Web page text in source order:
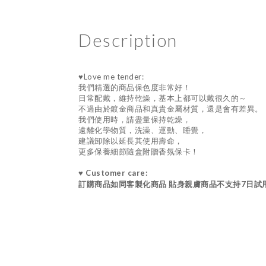
Description
♥Love me tender:
我們精選的商品保色度非常好！
日常配戴，維持乾燥，基本上都可以戴很久的～
不過由於鍍金商品和真貴金屬材質，還是會有差異。
我們使用時，請盡量保持乾燥，
遠離化學物質，洗澡、運動、睡覺，
建議卸除以延長其使用壽命，
更多保養細節隨盒附贈香氛保卡！
♥ Customer care:
訂購商品如同客製化商品 貼身親膚商品不支持7日試